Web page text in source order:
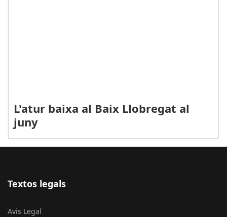
L'atur baixa al Baix Llobregat al
juny
Textos legals
Avis Legal